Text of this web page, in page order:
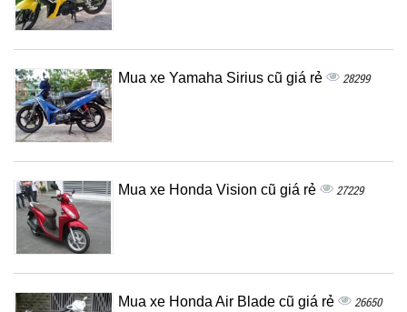
Mua xe Yamaha Sirius cũ giá rẻ 28299
Mua xe Honda Vision cũ giá rẻ 27229
Mua xe Honda Air Blade cũ giá rẻ 26650